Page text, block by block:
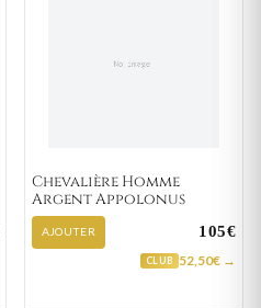
Chevalière Homme
Argent Appolonus
AJOUTER 105€
CLUB 52,50€ →